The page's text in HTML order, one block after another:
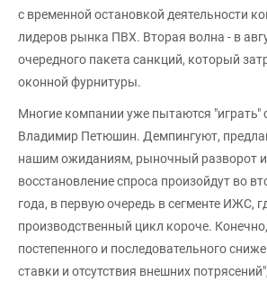
с временной остановкой деятельности
лидеров рынка ПВХ. Вторая волна - в
очередного пакета санкций, который
оконной фурнитуры.
Многие компании уже пытаются "играть"
Владимир Петюшин. Демпингуют,
нашим ожиданиям, рыночный разворот и
восстановление спроса произойдут во
года, в первую очередь в сегменте ИЖС,
производственный цикл короче.
постепенного и последовательного
ставки и отсутствия внешних